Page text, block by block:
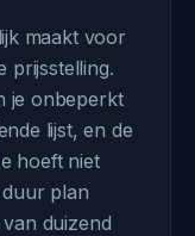
maakt voor
prijsstelling.
je onbeperkt
lijst, en de
hoeft niet
plan
duizend